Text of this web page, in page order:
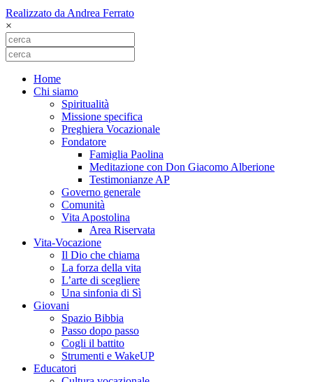
Realizzato da Andrea Ferrato
×
Home
Chi siamo
Spiritualità
Missione specifica
Preghiera Vocazionale
Fondatore
Famiglia Paolina
Meditazione con Don Giacomo Alberione
Testimonianze AP
Governo generale
Comunità
Vita Apostolina
Area Riservata
Vita-Vocazione
Il Dio che chiama
La forza della vita
L’arte di scegliere
Una sinfonia di Sì
Giovani
Spazio Bibbia
Passo dopo passo
Cogli il battito
Strumenti e WakeUP
Educatori